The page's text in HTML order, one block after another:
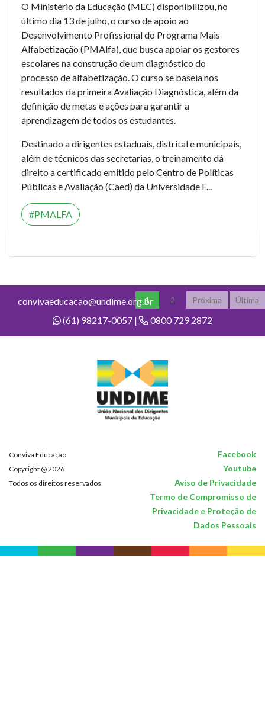
O Ministério da Educação (MEC) disponibilizou, no
último dia 13 de julho, o curso de apoio ao
Desenvolvimento Profissional do Programa Mais
Alfabetização (PMAlfa), que busca apoiar os gestores
escolares na construção de um diagnóstico do
processo de alfabetização. O curso se baseia nos
resultados da primeira Avaliação Diagnóstica, além da
definição de metas e ações para garantir a
aprendizagem de todos os estudantes.
Destinado a dirigentes estaduais, distrital e municipais,
além de técnicos das secretarias, o treinamento dá
direito a certificado emitido pelo Centro de Políticas
Públicas e Avaliação (Caed) da Universidade F...
PMALFA
1 2 Próxima Última
convivaeducacao@undime.org.br
(61) 98217-0057 |
0800 729 2872
Conviva Educação Facebook
Copyright @ 2026 Youtube
Todos os direitos reservados
Aviso de Privacidade
Termo de Compromisso de
Privacidade e Proteção de
Dados Pessoais